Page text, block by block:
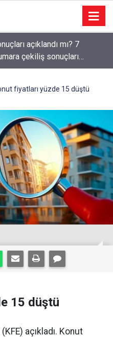
açıklandı mı? 7
çekiliş sonuçları
fiyatları yüzde 15 düştü
15 düştü
açıkladı. Konut